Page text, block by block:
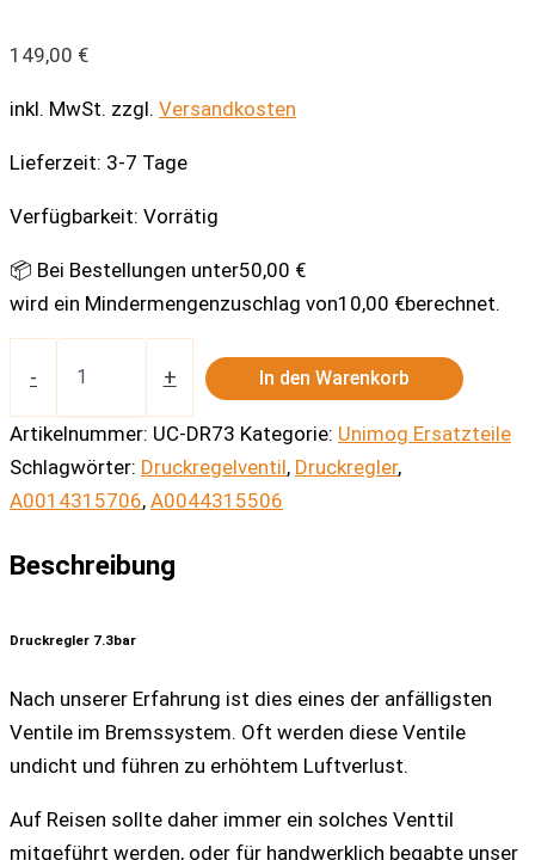
149,00 €
inkl. MwSt. zzgl. Versandkosten
Lieferzeit: 3-7 Tage
Verfügbarkeit: Vorrätig
📦 Bei Bestellungen unter50,00 €
wird ein Mindermengenzuschlag von10,00 €berechnet.
- + In den Warenkorb
Artikelnummer: UC-DR73 Kategorie: Unimog Ersatzteile
Schlagwörter: Druckregelventil, Druckregler,
A0014315706, A0044315506
Beschreibung
Druckregler 7.3bar
Nach unserer Erfahrung ist dies eines der anfälligsten
Ventile im Bremssystem. Oft werden diese Ventile
undicht und führen zu erhöhtem Luftverlust.
Auf Reisen sollte daher immer ein solches Venttil
mitgeführt werden, oder für handwerklich begabte unser